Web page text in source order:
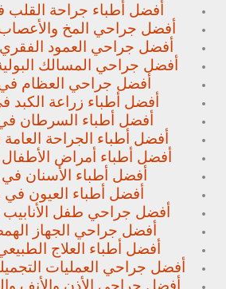
أفضل أطباء جراحة القلب
أفضل جراحي المخ
أفضل جراحي العمود
أفضل جراحي المسالك
أفضل جراحي العظام في
أفضل أطباء زراعة الكبد
أفضل أطباء السرطان في
أفضل أطباء الجراحة
أفضل أطباء أمراض
أفضل أطباء الأسنان في
أفضل أطباء العيون في
أفضل جراحي طفل الأنابيب
أفضل جراحي الجهاز
أفضل أطباء العلاج
أفضل جراحي العمليات